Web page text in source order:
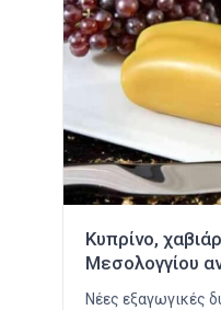
Κυπρίνο,
Μεσολογγίου
Νέες εξαγωγικές